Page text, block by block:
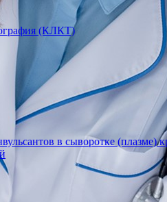
(КЛКТ)
в сыворотке (плазме)